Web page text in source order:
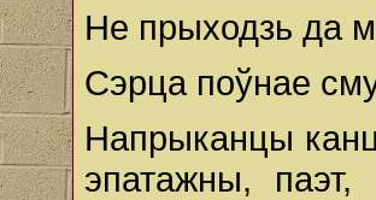
Не прыходзь да
Сэрца поўнае
Напрыканцы
эпатажны, паэт,